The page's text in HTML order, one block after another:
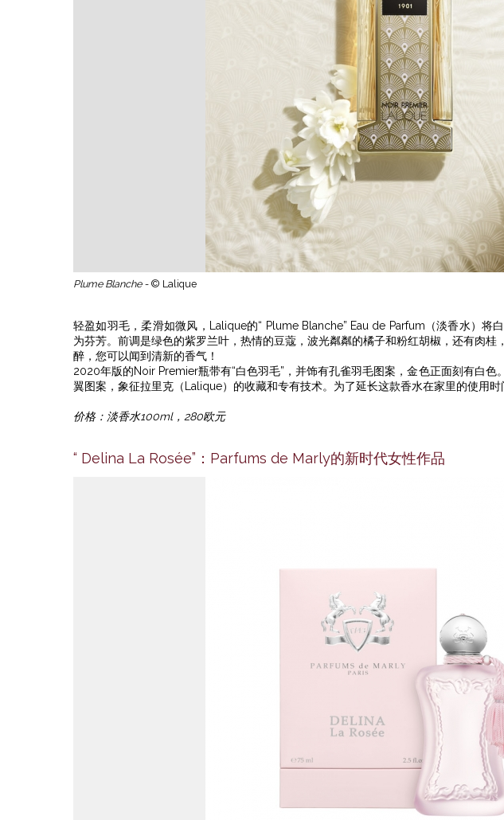
Plume Blanche - © Lalique
轻盈如羽毛，柔滑如微风，Lalique的“ Plume Blanche” Eau de Parfum（淡香水）将
为芬芳。前调是绿色的紫罗兰叶，热情的豆蔻，波光粼粼的橘子和粉红胡椒，还有肉桂
醉，您可以闻到清新的香气！
2020年版的Noir Premier瓶带有“白色羽毛”，并饰有孔雀羽毛图案，金色正面刻有白
翼图案，象征拉里克（Lalique）的收藏和专有技术。为了延长这款香水在家里的使用
价格：淡香水100ml，280欧元
“ Delina La Rosée”：Parfums de Marly的新时代女性作品